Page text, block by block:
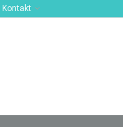
Kontakt